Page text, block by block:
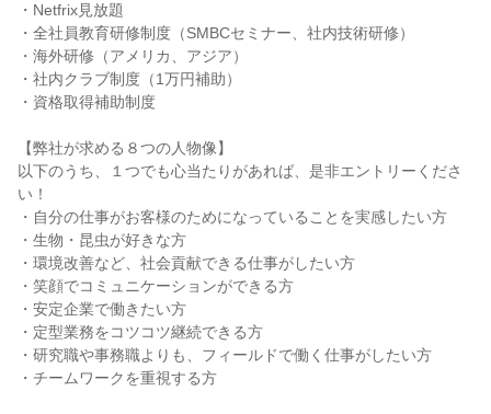
・Netfrix見放題
・全社員教育研修制度（SMBCセミナー、社内技術研修）
・海外研修（アメリカ、アジア）
・社内クラブ制度（1万円補助）
・資格取得補助制度
【弊社が求める８つの人物像】
以下のうち、１つでも心当たりがあれば、是非エントリーくださ
い！
・自分の仕事がお客様のためになっていることを実感したい方
・生物・昆虫が好きな方
・環境改善など、社会貢献できる仕事がしたい方
・笑顔でコミュニケーションができる方
・安定企業で働きたい方
・定型業務をコツコツ継続できる方
・研究職や事務職よりも、フィールドで働く仕事がしたい方
・チームワークを重視する方